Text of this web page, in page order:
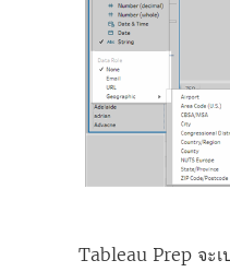
Tableau Prep จะ